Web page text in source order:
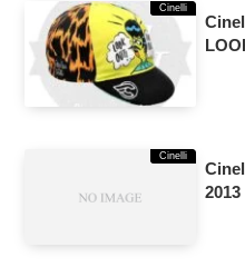
Cinelli
Cinelli